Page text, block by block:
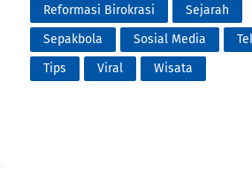
Reformasi Birokrasi
Sejarah
Sepakbola
Sosial Media
Tips
Viral Wisata